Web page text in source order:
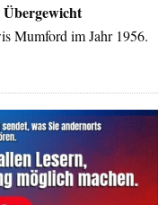
Übergewicht
Mumford im Jahr 1956.